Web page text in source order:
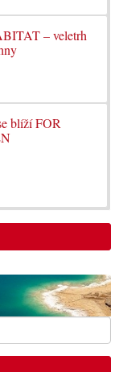
– veletrh
blíží FOR